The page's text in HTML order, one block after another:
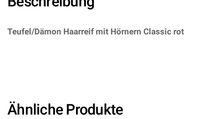
Teufel/Dämon Haarreif mit Hörnern Classic rot
Ähnliche Produkte